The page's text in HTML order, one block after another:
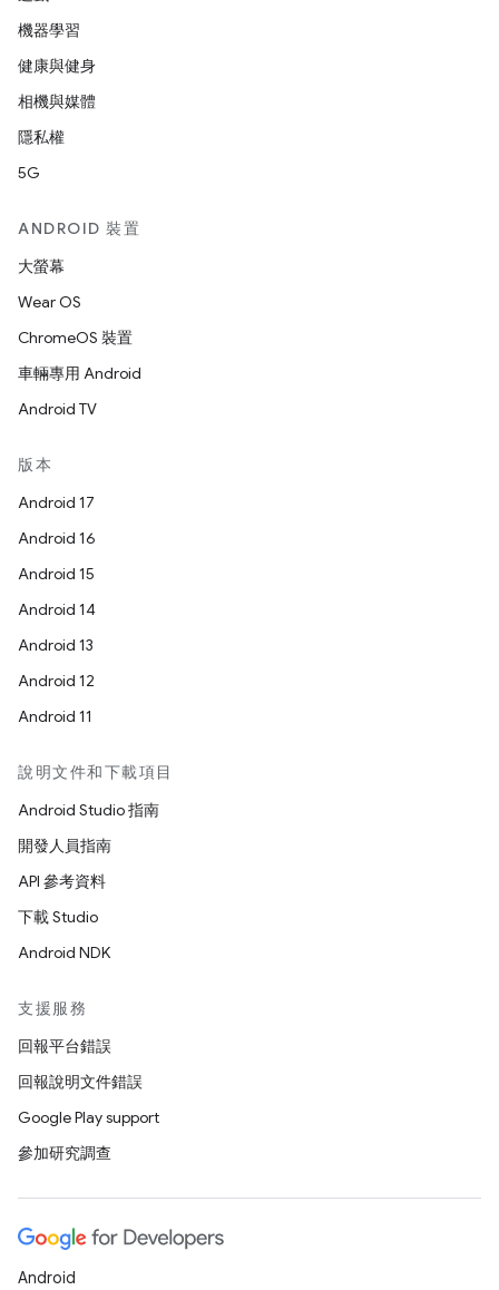
機器學習
健康與健身
相機與媒體
隱私權
5G
ANDROID 裝置
大螢幕
Wear OS
ChromeOS 裝置
車輛專用 Android
Android TV
版本
Android 17
Android 16
Android 15
Android 14
Android 13
Android 12
Android 11
說明文件和下載項目
Android Studio 指南
開發人員指南
API 參考資料
下載 Studio
Android NDK
支援服務
回報平台錯誤
回報說明文件錯誤
Google Play support
參加研究調查
Android